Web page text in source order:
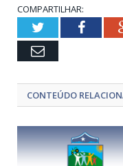
COMPARTILHAR:
Twitter
Email
CONTEÚDO